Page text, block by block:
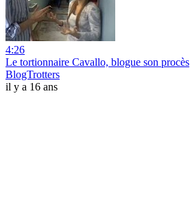
4:26
Le tortionnaire Cavallo, blogue son procès
BlogTrotters
il y a 16 ans